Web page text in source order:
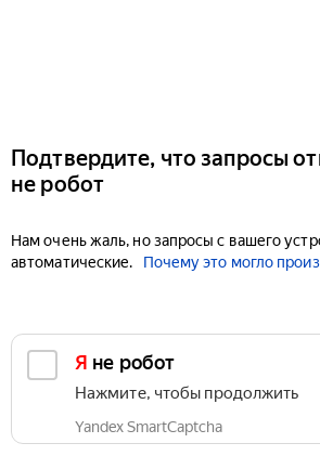
Подтвердите, что запросы
не робот
Нам очень жаль, но запросы с вашего
автоматические.
Почему это могло
Я не робот
Нажмите, чтобы продолжить
Yandex SmartCaptcha